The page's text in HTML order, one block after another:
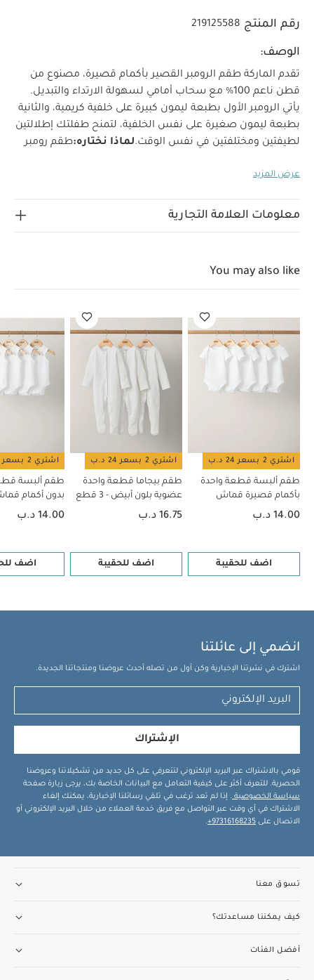
رقم المنتج 219125588
الوصف:
تقدم الماركة طقم الرومبر القصير بأكمام قصيرة، مصنوع من
قطن ناعم 100% مع سحاب أمامي لسهولة الارتداء والتبديل.
يأتي الرومبر الأول بطبعة ليمون كبيرة على خلفية كريمية، والثانية
بطبعة ليمون صغيرة على نفس الخلفية، لتمنح طفلتك إطلالتين
لطيفتين ومختلفتين في نفس الوقت.لماذا نختاره:طقم رومبر
لطيف على بشرة الطفل الحساسة
على درجة حرارة 40
لا يُستخدم المبيض
قطع
طقم بيجاما قطعة واحدة عضوية بلون أبيض - 3 قطع
أفرول منسوج بياقة مطرزة
عرض المزيد
معلومات العلامة التجارية
You may also like
اشتري 2 بسعر 24 د.ب
طقم ألبسة قطعة واحدة
بأكمام قصيرة قماش
عضوي بلون أبيض - 5 قطع
14.00 د.ب
اضف للحقيبة
اشتري 2 بسعر 24 د.ب
طقم بيجاما قطعة واحدة
عضوية بلون أبيض - 3 قطع
16.75 د.ب
اضف للحقيبة
اشتري 2 بسعر 24 د.ب
طقم ألبسة
بدون أكمام
بلون أبيض - 5 قطع
14.00 د.ب
اضف
انضمي إلى عائلتنا
اشترك في نشرتنا الإخبارية وكن أول من تصله أحدث عروضنا ومنتجاتنا الجديدة.
الإشتراك
قومي بالاشتراك عبر البريد الإلكتروني لتتعرفي على كل جديد من تشكيلاتنا وعروضنا
الحصرية. للتعرف أكثر على كيفية التعامل مع البيانات الخاصة بك، يرجى زيارة صفحة
سياسة الخصوصية . إذا لم تعد ترغب في تلقي رسائلنا الإخبارية، يمكنك إلغاء
الاشتراك في أي وقت عبر التواصل مع فريق خدمة العملاء من خلال البريد الإلكتروني أو
الاتصال على 97316168235+
.
تسوق معنا
كيف يمكننا مساعدتك؟
أفضل الفئات